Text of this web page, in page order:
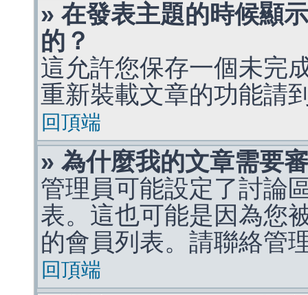
» 在發表主題的時候顯
的？
這允許您保存一個未完
重新裝載文章的功能請
回頂端
» 為什麼我的文章需要
管理員可能設定了討論
表。這也可能是因為您
的會員列表。請聯絡管
回頂端